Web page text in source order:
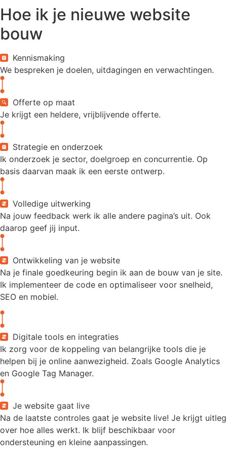
Hoe ik je nieuwe website
bouw
Kennismaking
We bespreken je doelen, uitdagingen en verwachtingen.
Offerte op maat
Je krijgt een heldere, vrijblijvende offerte.
Strategie en onderzoek
Ik onderzoek je sector, doelgroep en concurrentie. Op
basis daarvan maak ik een eerste ontwerp.
Volledige uitwerking
Na jouw feedback werk ik alle andere pagina’s uit. Ook
daarop geef jij input.
Ontwikkeling van je website
Na je finale goedkeuring begin ik aan de bouw van je site.
Ik implementeer de code en optimaliseer voor snelheid,
SEO en mobiel.
Digitale tools en integraties
Ik zorg voor de koppeling van belangrijke tools die je
helpen bij je online aanwezigheid. Zoals Google Analytics
en Google Tag Manager.
Je website gaat live
Na de laatste controles gaat je website live! Je krijgt uitleg
over hoe alles werkt. Ik blijf beschikbaar voor
ondersteuning en kleine aanpassingen.